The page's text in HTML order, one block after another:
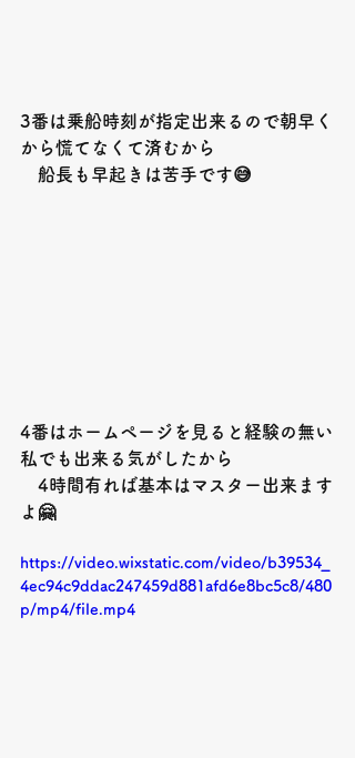
3番は乗船時刻が指定出来るので朝早く
から慌てなくて済むから
船長も早起きは苦手です😅
4番はホームページを見ると経験の無い
私でも出来る気がしたから
4時間有れば基本はマスター出来ます
よ 🤗
https://video.wixstatic.com/video/b39534_
4ec94c9ddac247459d881afd6e8bc5c8/480
p/mp4/file.mp4